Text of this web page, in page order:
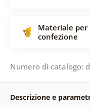
Materiale per
confezione
Numero di catalogo:
Descrizione e